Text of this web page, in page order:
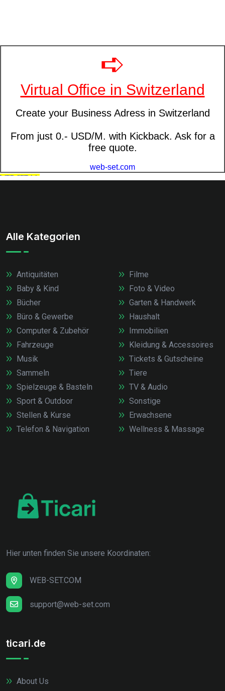
Alle Kategorien
Antiquitäten
Baby & Kind
Bücher
Büro & Gewerbe
Computer & Zubehör
Fahrzeuge
Filme
Foto & Video
Garten & Handwerk
Haushalt
Immobilien
Kleidung & Accessoires
Musik
Sammeln
Spielzeuge & Basteln
Sport & Outdoor
Stellen & Kurse
Telefon & Navigation
Tickets & Gutscheine
Tiere
TV & Audio
Sonstige
Erwachsene
Wellness & Massage
Hier unten finden Sie unsere Koordinaten:
WEB-SET.COM
support@web-set.com
ticari.de
About Us